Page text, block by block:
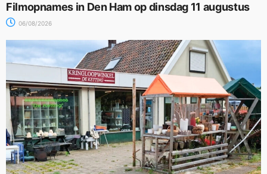
Filmopnames in Den Ham op dinsdag 11 augustus
06/08/2026